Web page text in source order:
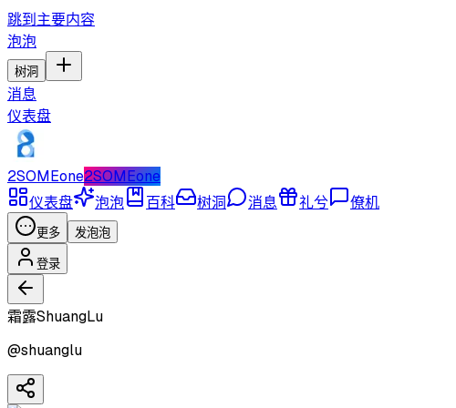
跳到主要内容
泡泡
树洞
消息
仪表盘
2SOMEone2SOMEone
仪表盘
泡泡 百科 树洞 消息 礼兮 僚机
更多 发泡泡
登录
霜露ShuangLu
@shuanglu